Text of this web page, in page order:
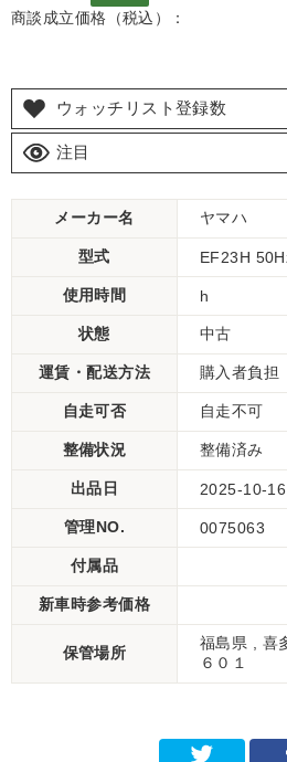
商談成立価格（税込）：
ウォッチリスト登録数
注目
メーカー名 ヤマハ
型式 EF23H
使用時間 h
状態 中古
運賃・配送方法 購入者負担
自走可否 自走不可
整備状況 整備済み
出品日 2025-10-
管理NO. 0075063
付属品
新車時参考価格
保管場所
福島県 , 喜
６０１